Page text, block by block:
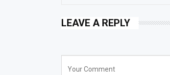
LEAVE A REPLY